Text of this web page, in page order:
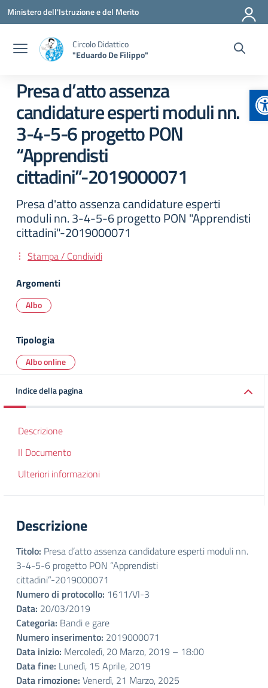
Vai ai contenuti
Vai al menu di navigazione
Vai al footer
Ministero dell'Istruzione e del Merito
Circolo Didattico
"Eduardo De Filippo"
Presa d’atto assenza
candidature esperti moduli nn.
3-4-5-6 progetto PON
“Apprendisti
cittadini”-2019000071
Presa d'atto assenza candidature esperti
moduli nn. 3-4-5-6 progetto PON "Apprendisti
cittadini"-2019000071
Stampa / Condividi
Argomenti
Albo
Tipologia
Albo online
Indice della pagina
Descrizione
Il Documento
Ulteriori informazioni
Descrizione
Titolo: Presa d’atto assenza candidature esperti moduli nn.
3-4-5-6 progetto PON “Apprendisti
cittadini”-2019000071
Numero di protocollo: 1611/VI-3
Data: 20/03/2019
Categoria: Bandi e gare
Numero inserimento: 2019000071
Data inizio: Mercoledì, 20 Marzo, 2019 – 18:00
Data fine: Lunedì, 15 Aprile, 2019
Data rimozione: Venerdì, 21 Marzo, 2025